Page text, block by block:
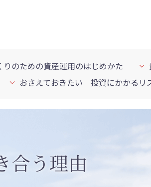
りのための資産運用のはじめかた
おさえておきたい 投資にかかるリ
合う理由